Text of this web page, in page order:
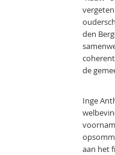
den
de
Inge
aan het